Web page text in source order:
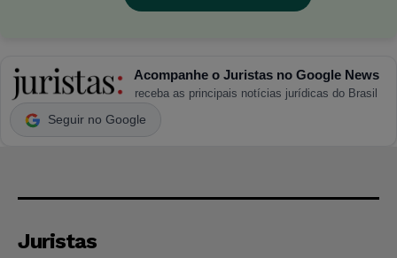
Acompanhe o Juristas no Google News
receba as principais notícias jurídicas do Brasil
Seguir no Google
Juristas